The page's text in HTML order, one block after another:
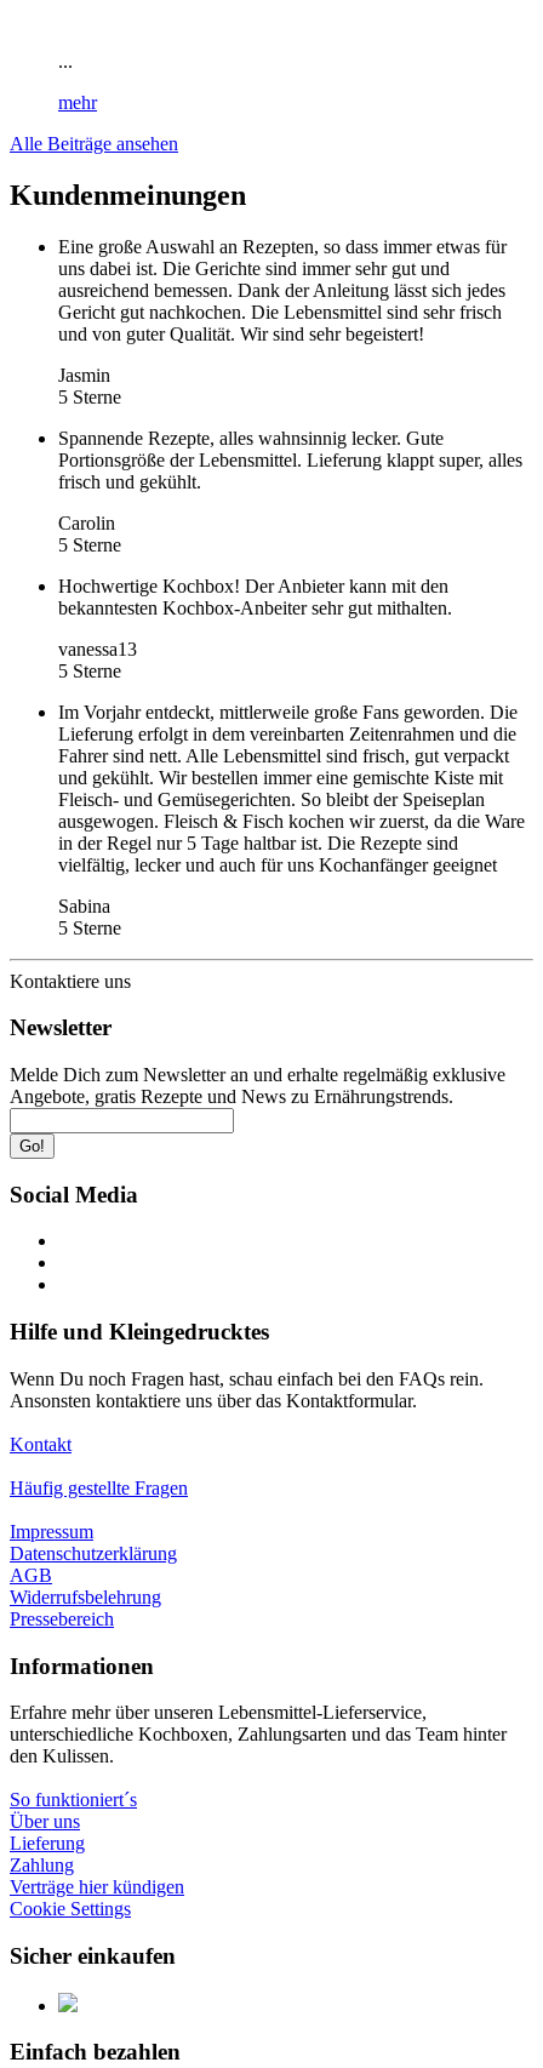
...
mehr
Alle Beiträge ansehen
Kundenmeinungen
Eine große Auswahl an Rezepten, so dass immer etwas für
uns dabei ist. Die Gerichte sind immer sehr gut und
ausreichend bemessen. Dank der Anleitung lässt sich jedes
Gericht gut nachkochen. Die Lebensmittel sind sehr frisch
und von guter Qualität. Wir sind sehr begeistert!
Jasmin
5 Sterne
Spannende Rezepte, alles wahnsinnig lecker. Gute
Portionsgröße der Lebensmittel. Lieferung klappt super, alles
frisch und gekühlt.
Carolin
5 Sterne
Hochwertige Kochbox! Der Anbieter kann mit den
bekanntesten Kochbox-Anbeiter sehr gut mithalten.
vanessa13
5 Sterne
Im Vorjahr entdeckt, mittlerweile große Fans geworden. Die
Lieferung erfolgt in dem vereinbarten Zeitenrahmen und die
Fahrer sind nett. Alle Lebensmittel sind frisch, gut verpackt
und gekühlt. Wir bestellen immer eine gemischte Kiste mit
Fleisch- und Gemüsegerichten. So bleibt der Speiseplan
ausgewogen. Fleisch & Fisch kochen wir zuerst, da die Ware
in der Regel nur 5 Tage haltbar ist. Die Rezepte sind
vielfältig, lecker und auch für uns Kochanfänger geeignet
Sabina
5 Sterne
Kontaktiere uns
Newsletter
Melde Dich zum Newsletter an und erhalte regelmäßig exklusive
Angebote, gratis Rezepte und News zu Ernährungstrends.
Go!
Social Media
Hilfe und Kleingedrucktes
Wenn Du noch Fragen hast, schau einfach bei den FAQs rein.
Ansonsten kontaktiere uns über das Kontaktformular.
Kontakt
Häufig gestellte Fragen
Impressum
Datenschutzerklärung
AGB
Widerrufsbelehrung
Pressebereich
Informationen
Erfahre mehr über unseren Lebensmittel-Lieferservice,
unterschiedliche Kochboxen, Zahlungsarten und das Team hinter
den Kulissen.
So funktioniert´s
Über uns
Lieferung
Zahlung
Verträge hier kündigen
Cookie Settings
Sicher einkaufen
Einfach bezahlen